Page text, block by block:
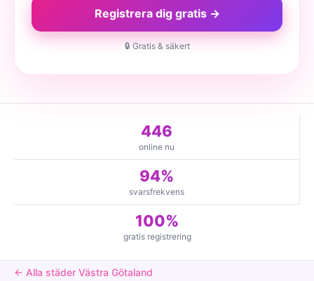
Registrera dig gratis →
🔒 Gratis & säkert
446
online nu
94%
svarsfrekvens
100%
gratis registrering
← Alla städer Västra Götaland